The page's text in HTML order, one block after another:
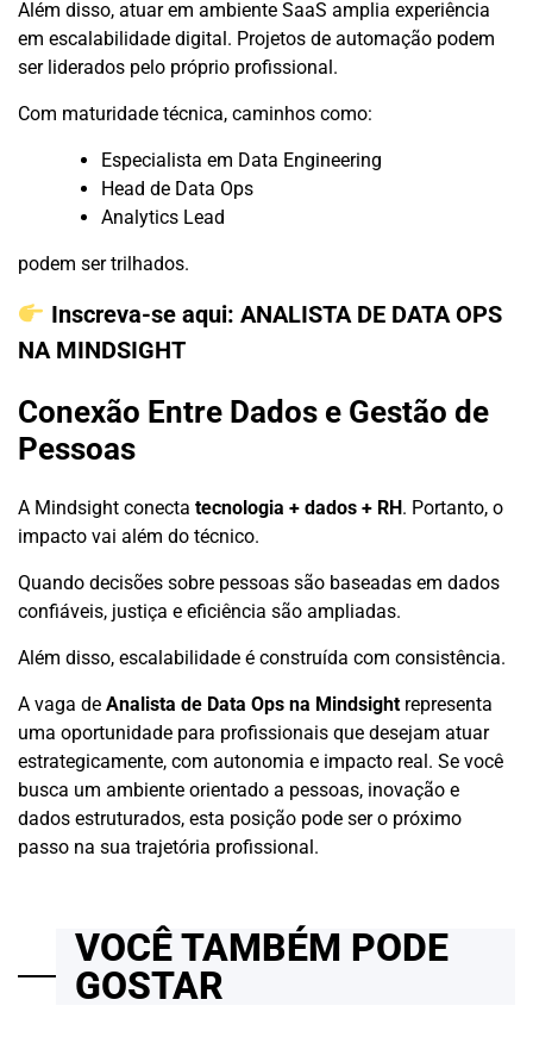
Além disso, atuar em ambiente SaaS amplia experiência
em escalabilidade digital. Projetos de automação podem
ser liderados pelo próprio profissional.
Com maturidade técnica, caminhos como:
Especialista em Data Engineering
Head de Data Ops
Analytics Lead
podem ser trilhados.
Inscreva-se aqui: ANALISTA DE DATA OPS
NA MINDSIGHT
Conexão Entre Dados e Gestão de
Pessoas
A Mindsight conecta tecnologia + dados + RH. Portanto, o
impacto vai além do técnico.
Quando decisões sobre pessoas são baseadas em dados
confiáveis, justiça e eficiência são ampliadas.
Além disso, escalabilidade é construída com consistência.
A vaga de Analista de Data Ops na Mindsight representa
uma oportunidade para profissionais que desejam atuar
estrategicamente, com autonomia e impacto real. Se você
busca um ambiente orientado a pessoas, inovação e
dados estruturados, esta posição pode ser o próximo
passo na sua trajetória profissional.
VOCÊ TAMBÉM PODE
GOSTAR